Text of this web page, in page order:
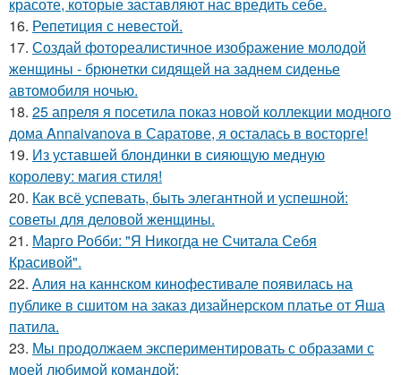
16. Репетиция с невестой.
17. Создай фотореалистичное изображение молодой
женщины - брюнетки сидящей на заднем сиденье
автомобиля ночью.
18. 25 апреля я посетила показ новой коллекции модного
дома Annaivanova в Саратове, я осталась в восторге!
19. Из уставшей блондинки в сияющую медную
королеву: магия стиля!
20. Как всё успевать, быть элегантной и успешной:
советы для деловой женщины.
21. Марго Робби: "Я Никогда не Считала Себя
Красивой".
22. Алия на каннском кинофестивале появилась на
публике в сшитом на заказ дизайнерском платье от Яша
патила.
23. Мы продолжаем экспериментировать с образами с
моей любимой командой: